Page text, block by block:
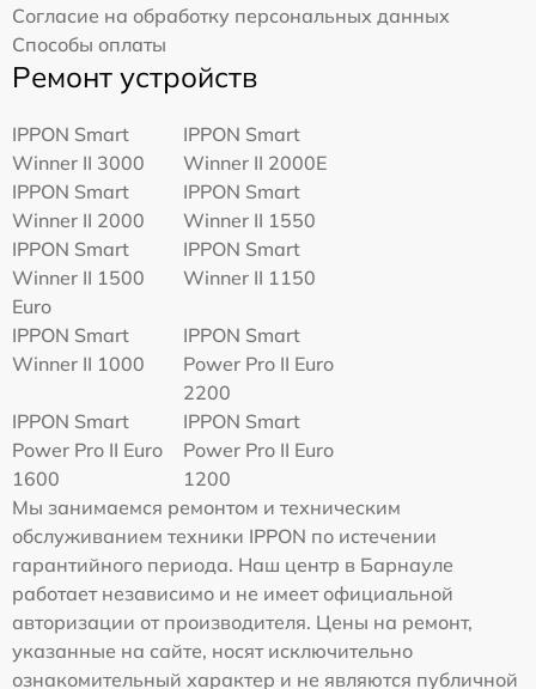
Согласие на обработку персональных данных
Способы оплаты
Ремонт устройств
IPPON Smart
Winner II 3000
IPPON Smart
Winner II 2000E
IPPON Smart
Winner II 2000
IPPON Smart
Winner II 1550
IPPON Smart
Winner II 1500
Euro
IPPON Smart
Winner II 1150
IPPON Smart
Winner II 1000
IPPON Smart
Power Pro II Euro
2200
IPPON Smart
Power Pro II Euro
1600
IPPON Smart
Power Pro II Euro
1200
Мы занимаемся ремонтом и техническим
обслуживанием техники IPPON по истечении
гарантийного периода. Наш центр в Барнауле
работает независимо и не имеет официальной
авторизации от производителя. Цены на ремонт,
указанные на сайте, носят исключительно
ознакомительный характер и не являются публичной